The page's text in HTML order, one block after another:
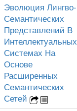
Эволюция Лингво-
Семантических
Представлений В
Интеллектуальных
Системах На
Основе
Расширенных
Семантических
Сетей